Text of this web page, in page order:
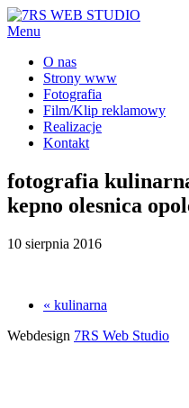
Menu
O nas
Strony www
Fotografia
Film/Klip reklamowy
Realizacje
Kontakt
fotografia
kepno olesnica
10 sierpnia 2016
« kulinarna
Webdesign 7RS Web Studio